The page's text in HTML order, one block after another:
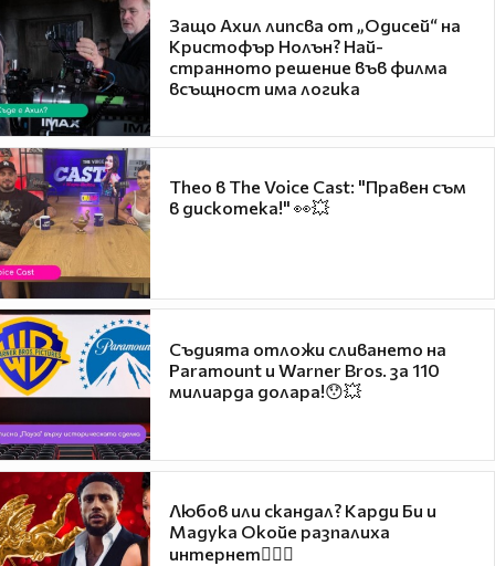
Защо Ахил липсва от „Одисей“ на
Кристофър Нолън? Най-
странното решение във филма
всъщност има логика
Theo в The Voice Cast: "Правен съм
в дискотека!" 👀💥
Съдията отложи сливането на
Paramount и Warner Bros. за 110
милиарда долара!😯💥
Любов или скандал? Карди Би и
Мадука Окойе разпалиха
интернет❤️‍🔥🔥